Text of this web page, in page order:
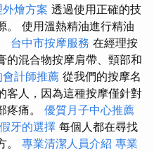
燴方案 透過使用正確的技
。 使用溫熱精油進行精油
台中市按摩服務 在經理按
的混合物按摩肩帶、頸部和
計師推薦 從我們的按摩名
客人，因為這種按摩僅針對
疼痛。 優質月子中心推薦
牙的選擇 每個人都在尋找
。 專業清潔人員介紹 專業